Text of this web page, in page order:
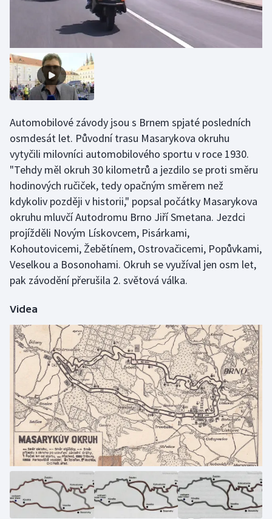
Veslování
Vodní slalom
Volejbal
Ostatní
Automobilové závody jsou s Brnem spjaté posledních
osmdesát let. Původní trasu Masarykova okruhu
vytyčili milovníci automobilového sportu v roce 1930.
"Tehdy měl okruh 30 kilometrů a jezdilo se proti směru
hodinových ručiček, tedy opačným směrem než
kdykoliv později v historii," popsal počátky Masarykova
okruhu mluvčí Autodromu Brno Jiří Smetana. Jezdci
projížděli Novým Lískovcem, Pisárkami,
Kohoutovicemi, Žebětínem, Ostrovačicemi, Popůvkami,
Veselkou a Bosonohami. Okruh se využíval jen osm let,
pak závodění přerušila 2. světová válka.
Videa